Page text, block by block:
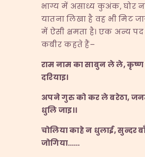
भाग्य में असाध्य कुअंक, घोर
यातना लिखा है वह भी मिट
में ऐसी क्षमता है। एक अन्य
कबीर कहते हैं–
राम नाम का साबुन ले ले,कृष्ण
दरियाइ।
अपने गुरु को कर ले बरेठा,
धुलि जाइ।।
चोलिया काहे न धुलाई,सुन्दर
जोगिया……